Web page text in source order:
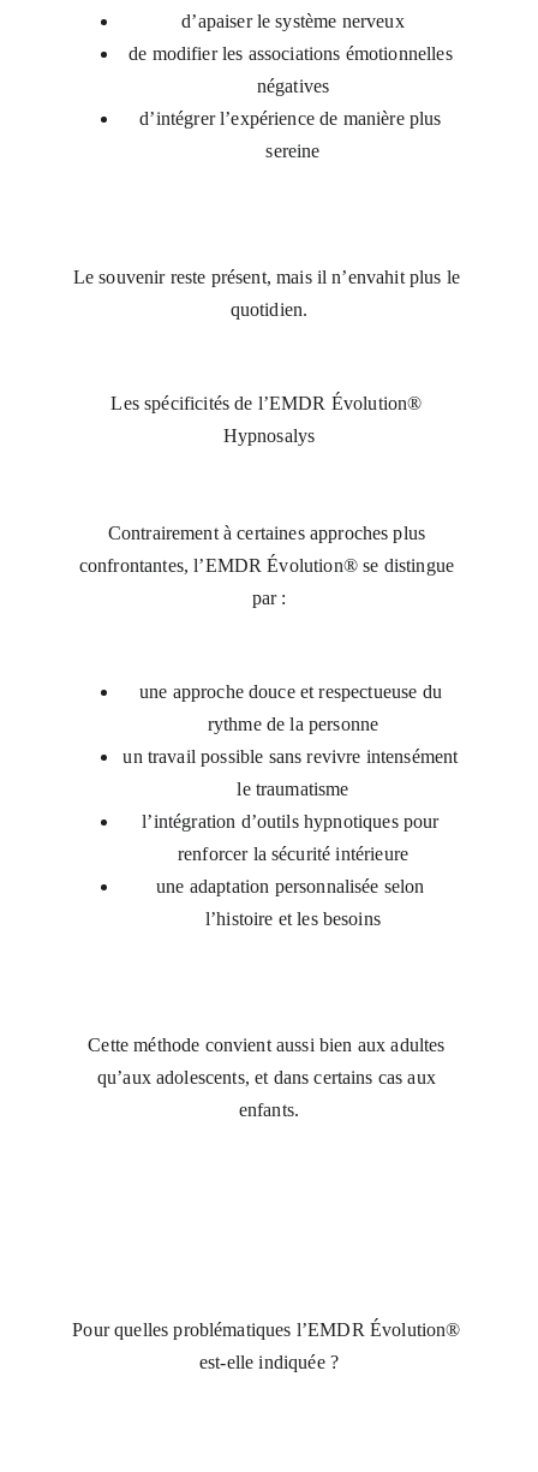
d’apaiser le système nerveux
de modifier les associations émotionnelles
négatives
d’intégrer l’expérience de manière plus
sereine
Le souvenir reste présent, mais il n’envahit plus le
quotidien.
Les spécificités de l’EMDR Évolution®
Hypnosalys
Contrairement à certaines approches plus
confrontantes, l’EMDR Évolution® se distingue
par :
une approche douce et respectueuse du
rythme de la personne
un travail possible sans revivre intensément
le traumatisme
l’intégration d’outils hypnotiques pour
renforcer la sécurité intérieure
une adaptation personnalisée selon
l’histoire et les besoins
Cette méthode convient aussi bien aux adultes
qu’aux adolescents, et dans certains cas aux
enfants.
Pour quelles problématiques l’EMDR Évolution®
est-elle indiquée ?